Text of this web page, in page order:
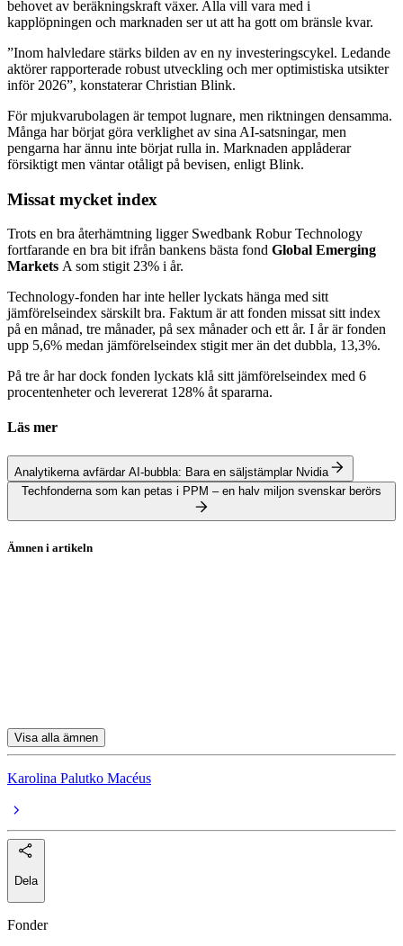
behovet av beräkningskraft växer. Alla vill vara med i
kapplöpningen och marknaden ser ut att ha gott om bränsle kvar.
”Inom halvledare stärks bilden av en ny investeringscykel. Ledande
aktörer rapporterade robust utveckling och mer optimistiska utsikter
inför 2026”, konstaterar Christian Blink.
För mjukvarubolagen är tempot lugnare, men riktningen densamma.
Många har börjat göra verklighet av sina AI-satsningar, men
pengarna har ännu inte börjat rulla in. Marknaden applåderar
försiktigt men väntar otåligt på bevisen, enligt Blink.
Missat mycket index
Trots en bra återhämtning ligger Swedbank Robur Technology
fortfarande en bra bit ifrån bankens bästa fond Global Emerging
Markets A som stigit 23% i år.
Technology-fonden har inte heller lyckats hänga med sitt
jämförelseindex särskilt bra. Faktum är att fonden missat sitt index
på en månad, tre månader, på sex månader och ett år. I år är fonden
upp 5,6% medan jämförelseindex stigit mer än det dubbla, 13,3%.
På tre år har dock fonden lyckats klå sitt jämförelseindex med 6
procentenheter och levererat 128% åt spararna.
Läs mer
Analytikerna avfärdar AI-bubbla: Bara en säljstämplar Nvidia
Techfonderna som kan petas i PPM – en halv miljon svenskar berörs
Ämnen i artikeln
Visa alla ämnen
Karolina Palutko Macéus
Dela
Fonder